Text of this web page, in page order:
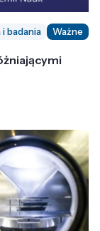
i badania Ważne